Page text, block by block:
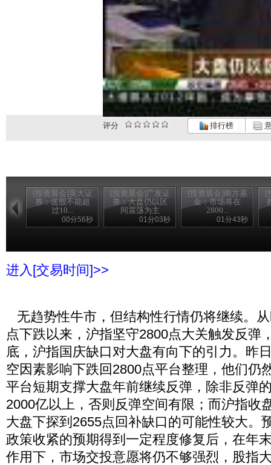
评分 排行榜
[投资晨会]英大证
券：送股不能超
过10...
00分56秒
[投资晨会]广发证
券：大盘仍以区
间震荡为主
01分03秒
[投资晨会]南方基
金：市场将在
2800...
01分43秒
[
进入[交易时间]>>
无趋势性牛市，但结构性行情仍将继续。
点下跌以来，沪指坚守2800点大关触发反弹
底，沪指国庆缺口对大盘有向下的引力。昨
空因素影响下跌回2800点平台整理，他们仍
平台短期支撑大盘年前继续反弹，除非反弹
2000亿以上，否则反弹空间有限；而沪指收
大盘下探到2655点回补缺口的可能性较大。
政策收紧的预期得到一定程度修复后，在年
作用下，市场交投意愿将仍不够强烈，股指